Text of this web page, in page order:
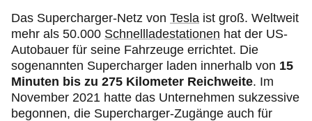
Das Supercharger-Netz von Tesla ist groß. Weltweit
mehr als 50.000 Schnellladestationen hat der US-
Autobauer für seine Fahrzeuge errichtet. Die
sogenannten Supercharger laden innerhalb von 15
Minuten bis zu 275 Kilometer Reichweite. Im
November 2021 hatte das Unternehmen sukzessive
begonnen, die Supercharger-Zugänge auch für